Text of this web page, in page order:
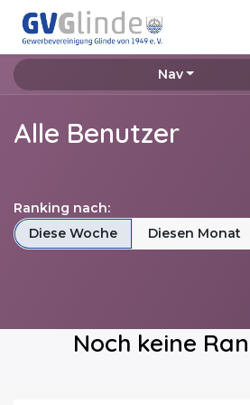
Zum Inhalt springen
Nav
Alle Benutzer
Ranking nach:
Diese Woche
Diesen Monat
Noch keine